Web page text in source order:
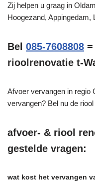
Zij helpen u graag in
Hoogezand, Appingedam,
Bel 085-7608808
rioolrenovatie t-
Afvoer vervangen in regio
vervangen? Bel nu de
afvoer- & riool
gestelde vragen:
wat kost het vervangen